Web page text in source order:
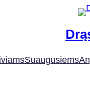
Suaugusiems